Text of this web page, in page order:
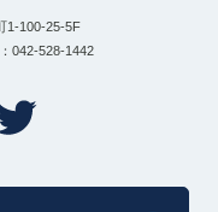
1-100-25-5F
042-528-1442